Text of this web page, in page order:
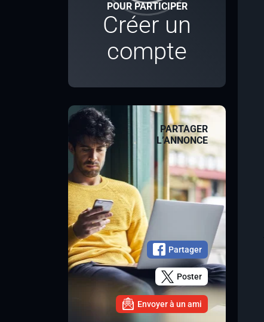
POUR PARTICIPER
Créer un
compte
PARTAGER
L’ANNONCE
Partager
Poster
Envoyer à un ami